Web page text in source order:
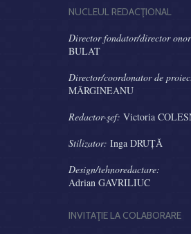
NUCLEUL REDACŢIONAL
Director fondator/director
BULAT
Director/coordonator de
MĂRGINEANU
Redactor-şef: Victoria
Stilizator: Inga DRUȚĂ
Design/tehnoredactare:
Adrian GAVRILIUC
INVITAŢIE LA COLABORARE